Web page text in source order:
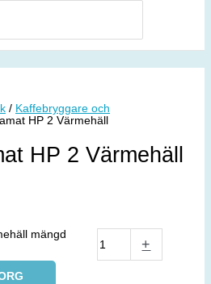
/ Kaffebryggare och
HP 2 Värmehäll
HP 2 Värmehäll
mängd
+